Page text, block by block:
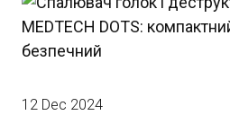
12 Dec 2024